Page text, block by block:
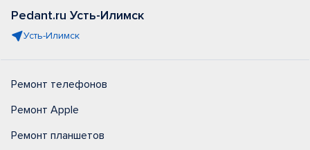
Pedant.ru Усть-Илимск
Усть-Илимск
Ремонт телефонов
Ремонт Apple
Ремонт планшетов